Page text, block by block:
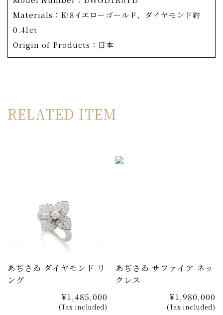
OKURADOの人気コレクション「あぢさゐ」。 日本人
になじみの深い紫陽花がモチーフ。
1枚の花弁を切り取った小ぶりでシンプルなデザインであ
りながら、あぢさゐコレクションの中でも随一の人気のリ
F/VS～の厳しい基準を設け、たとえハイグレードのダイ
クトされたダイヤモンドは、一流のクラフトマンによって
ています。
裏面は葉脈を模した裏取りをしており、メタルを削ぎ落と
すことでダイヤモンドは一層輝きを増し、軽量化とお手入
的な花弁は、光を受け更に輝きを増します。
セットのネックレスもご用意しております。
Materials：K!8イエローゴールド、ダイヤモンド約
0.41ct
Origin of Products：日本
RELATED ITEM
あぢさゐ ダイヤモンド リ
ング
¥1,485,000
(Tax included)
あぢさゐ サファイア ネッ
クレス
¥1,980,000
(Tax included)